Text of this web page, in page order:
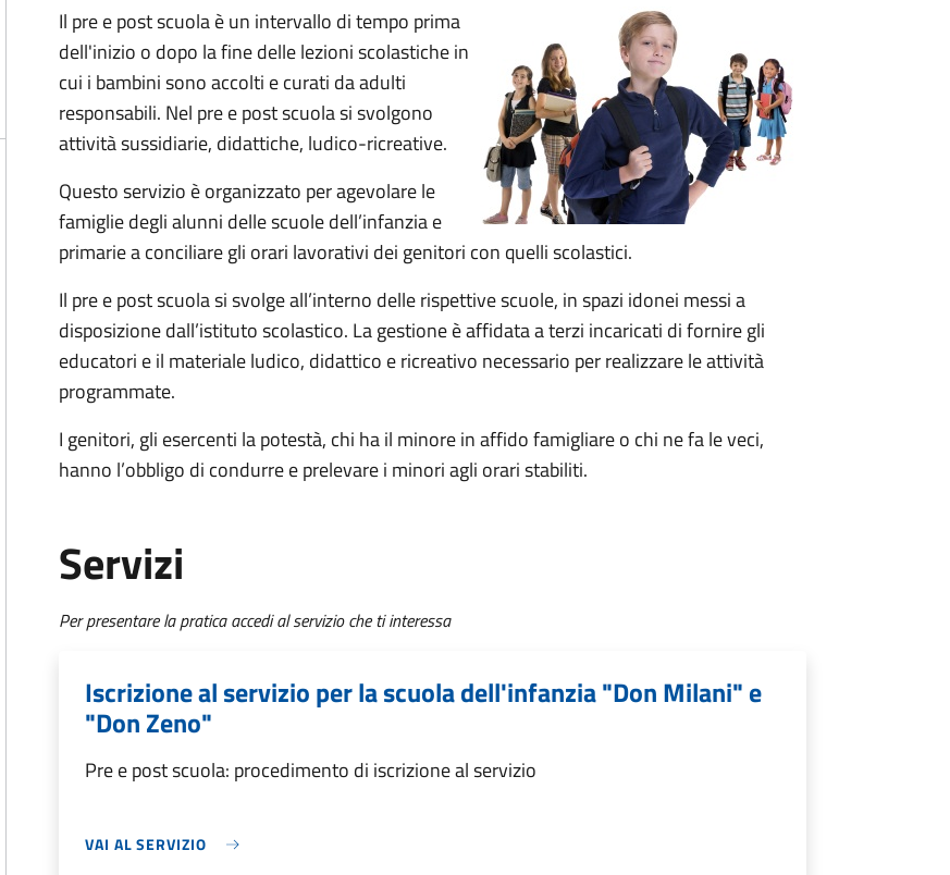
Il pre e post scuola è un intervallo di tempo prima
dell'inizio o dopo la fine delle lezioni scolastiche in
cui i bambini sono accolti e curati da adulti
responsabili. Nel pre e post scuola si svolgono
attività sussidiarie, didattiche, ludico-ricreative.
Questo servizio è organizzato per agevolare le
famiglie degli alunni delle scuole dell’infanzia e
primarie a conciliare gli orari lavorativi dei genitori con quelli scolastici.
Il pre e post scuola si svolge all’interno delle rispettive scuole, in spazi idonei messi a
disposizione dall’istituto scolastico. La gestione è affidata a terzi incaricati di fornire gli
educatori e il materiale ludico, didattico e ricreativo necessario per realizzare le attività
programmate.
I genitori, gli esercenti la potestà, chi ha il minore in affido famigliare o chi ne fa le veci,
hanno l’obbligo di condurre e prelevare i minori agli orari stabiliti.
Servizi
Per presentare la pratica accedi al servizio che ti interessa
Iscrizione al servizio per la scuola dell'infanzia "Don Milani" e
"Don Zeno"
Pre e post scuola: procedimento di iscrizione al servizio
VAI AL SERVIZIO